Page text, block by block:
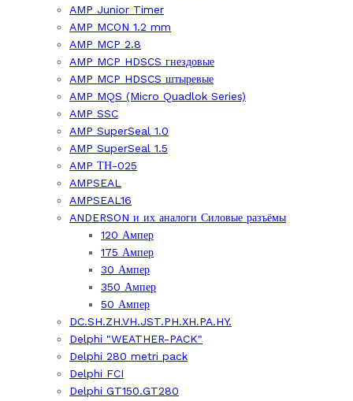
AMP Junior Timer
AMP MCON 1.2 mm
AMP MCP 2.8
AMP MCP HDSCS гнездовые
AMP MCP HDSCS штыревые
AMP MQS (Micro Quadlok Series)
AMP SSC
AMP SuperSeal 1.0
AMP SuperSeal 1.5
AMP ТН-025
AMPSEAL
AMPSEAL16
ANDERSON и их аналоги Силовые разъёмы
120 Ампер
175 Ампер
30 Ампер
350 Ампер
50 Ампер
DC.SH.ZH.VH.JST.PH.XH.PA.HY.
Delphi "WEATHER-PACK"
Delphi 280 metri pack
Delphi FCI
Delphi GT150.GT280